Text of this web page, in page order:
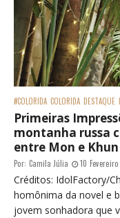
#COLORIDA COLORIDA DESTAQUE
Primeiras
montanha russa
entre Mon e
Por: Camila Júlia 10
Créditos: IdolFactory/
homônima da novel e
jovem sonhadora que